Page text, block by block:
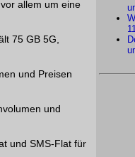
allem um eine
75 GB 5G,
und Preisen
und
und SMS-Flat für